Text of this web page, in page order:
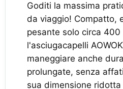
Goditi la massima
da viaggio! Compatto,
pesante solo circa 400
l'asciugacapelli
maneggiare anche
prolungate, senza
sua dimensione